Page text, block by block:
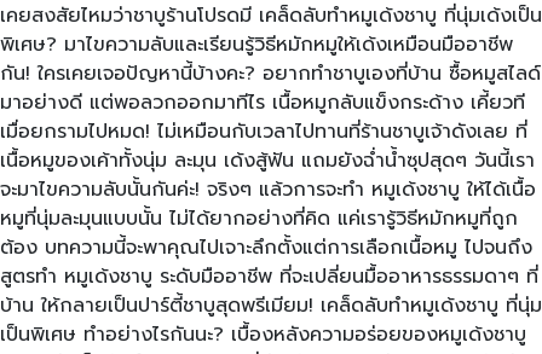
เคยสงสัยไหมว่าชาบูร้านโปรดมี เคล็ดลับทำหมูเด้งชาบู ที่นุ่มเด้งเป็น
พิเศษ? มาไขความลับและเรียนรู้วิธีหมักหมูให้เด้งเหมือนมืออาชีพ
กัน! ใครเคยเจอปัญหานี้บ้างคะ? อยากทำชาบูเองที่บ้าน ซื้อหมูสไลด์
มาอย่างดี แต่พอลวกออกมาทีไร เนื้อหมูกลับแข็งกระด้าง เคี้ยวที
เมื่อยกรามไปหมด! ไม่เหมือนกับเวลาไปทานที่ร้านชาบูเจ้าดังเลย ที่
เนื้อหมูของเค้าทั้งนุ่ม ละมุน เด้งสู้ฟัน แถมยังฉ่ำน้ำซุปสุดๆ วันนี้เรา
จะมาไขความลับนั้นกันค่ะ! จริงๆ แล้วการจะทำ หมูเด้งชาบู ให้ได้เนื้อ
หมูที่นุ่มละมุนแบบนั้น ไม่ได้ยากอย่างที่คิด แค่เรารู้วิธีหมักหมูที่ถูก
ต้อง บทความนี้จะพาคุณไปเจาะลึกตั้งแต่การเลือกเนื้อหมู ไปจนถึง
สูตรทำ หมูเด้งชาบู ระดับมืออาชีพ ที่จะเปลี่ยนมื้ออาหารธรรมดาๆ ที่
บ้าน ให้กลายเป็นปาร์ตี้ชาบูสุดพรีเมียม! เคล็ดลับทำหมูเด้งชาบู ที่นุ่ม
เป็นพิเศษ ทำอย่างไรกันนะ? เบื้องหลังความอร่อยของหมูเด้งชาบู